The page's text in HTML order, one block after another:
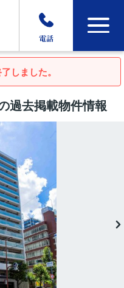
電話
しました。
過去掲載物件情報